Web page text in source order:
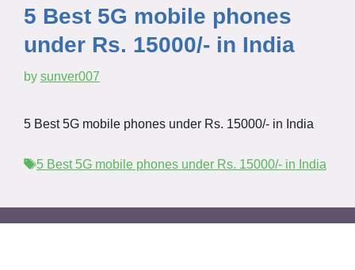
5 Best 5G mobile phones
under Rs. 15000/- in India
by sunver007
5 Best 5G mobile phones under Rs. 15000/- in India
Tags
5 Best 5G mobile phones under Rs. 15000/- in India